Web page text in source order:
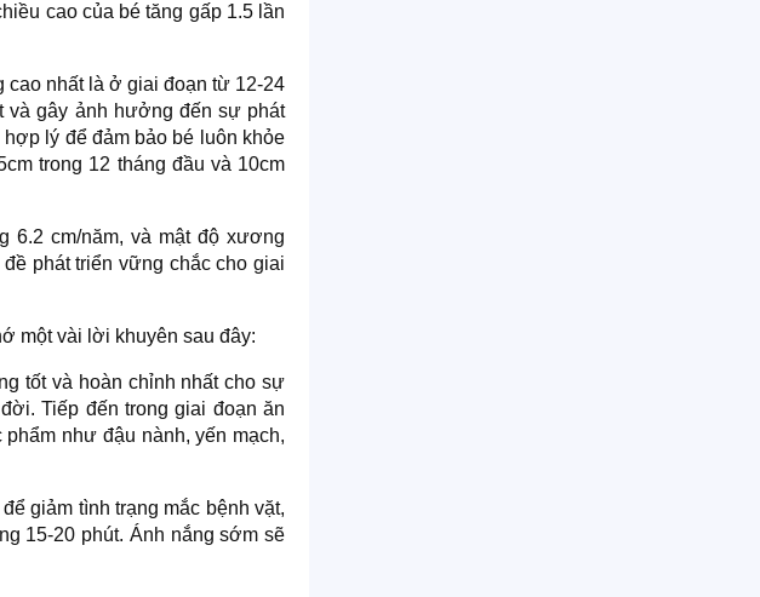
cao của bé tăng gấp 1.5 lần
cao nhất là ở giai đoạn từ 12-24
và gây ảnh hưởng đến sự phát
lý để đảm bảo bé luôn khỏe
trong 12 tháng đầu và 10cm
6.2 cm/năm, và mật độ xương
phát triển vững chắc cho giai
một vài lời khuyên sau đây:
tốt và hoàn chỉnh nhất cho sự
Tiếp đến trong giai đoạn ăn
như đậu nành, yến mạch,
giảm tình trạng mắc bệnh vặt,
15-20 phút. Ánh nắng sớm sẽ